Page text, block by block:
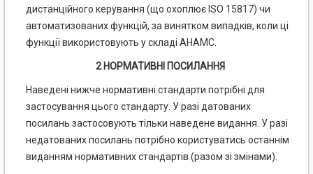
дистанційного керування (що охоплює ISO 15817) чи
автоматизованих функцій, за винятком випадків, коли ці
функції використовують у складі АНАМС.
2 НОРМАТИВНІ ПОСИЛАННЯ
Наведені нижче нормативні стандарти потрібні для
застосування цього стандарту. У разі датованих
посилань застосовують тільки наведене видання. У разі
недатованих посилань потрібно користуватись останнім
виданням нормативних стандартів (разом зі змінами).